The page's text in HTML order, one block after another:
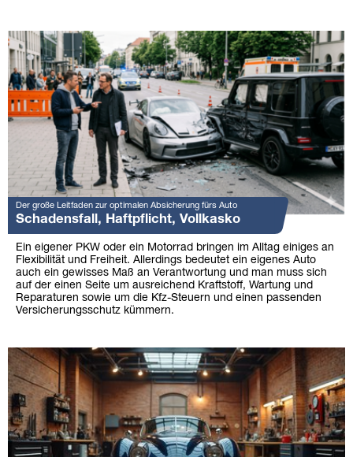
Der große Leitfaden zur optimalen Absicherung fürs Auto
Schadensfall, Haftpflicht, Vollkasko
Ein eigener PKW oder ein Motorrad bringen im Alltag einiges an
Flexibilität und Freiheit. Allerdings bedeutet ein eigenes Auto
auch ein gewisses Maß an Verantwortung und man muss sich
auf der einen Seite um ausreichend Kraftstoff, Wartung und
Reparaturen sowie um die Kfz-Steuern und einen passenden
Versicherungsschutz kümmern.